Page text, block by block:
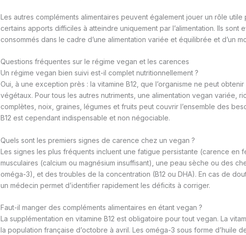
Les autres compléments alimentaires peuvent également jouer un rôle
certains apports difficiles à atteindre uniquement par l’alimentation. Ils sont
consommés dans le cadre d’une alimentation variée et équilibrée et d’un
Questions fréquentes sur le régime vegan et les carences
Un régime vegan bien suivi est-il complet nutritionnellement ?
Oui, à une exception près : la vitamine B12, que l’organisme ne peut
végétaux. Pour tous les autres nutriments, une alimentation vegan variée,
complètes, noix, graines, légumes et fruits peut couvrir l’ensemble des
B12 est cependant indispensable et non négociable.
Quels sont les premiers signes de carence chez un vegan ?
Les signes les plus fréquents incluent une fatigue persistante (carence en
musculaires (calcium ou magnésium insuffisant), une peau sèche ou des
oméga-3), et des troubles de la concentration (B12 ou DHA). En cas de
un médecin permet d’identifier rapidement les déficits à corriger.
Faut-il manger des compléments alimentaires en étant vegan ?
La supplémentation en vitamine B12 est obligatoire pour tout vegan. La
la population française d’octobre à avril. Les oméga-3 sous forme d’huile